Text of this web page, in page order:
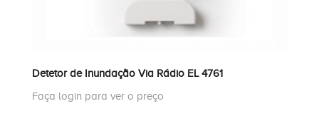
Detetor de Inundação Via Rádio EL 4761
Faça login para ver o preço